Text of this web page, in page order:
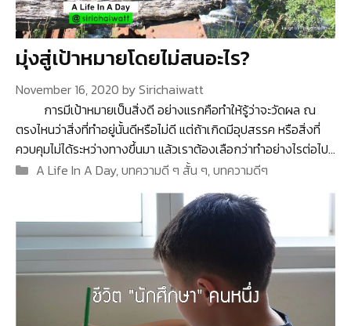
มุ่งสู่เป้าหมายโดยไม่สนอะไร?
November 16, 2020 bySirichaiwatt
การมีเป้าหมายเป็นสิ่งดี อย่างแรกคือทำให้รู้ว่าจะวัดผล ณ
ตรงไหนว่าสิ่งที่ทำอยู่นั้นดีหรือไม่ดี แต่ถ้าเกิดมีอุปสรรค หรือสิ่งที่
ควบคุมไม่ได้ระหว่างทางขึ้นมา แล้วเราต้องเลือกว่าทำอย่างไรต่อไป…
Categories
A Life In A Day,บทความดี ๆ สั้น ๆ,บทความดีๆ